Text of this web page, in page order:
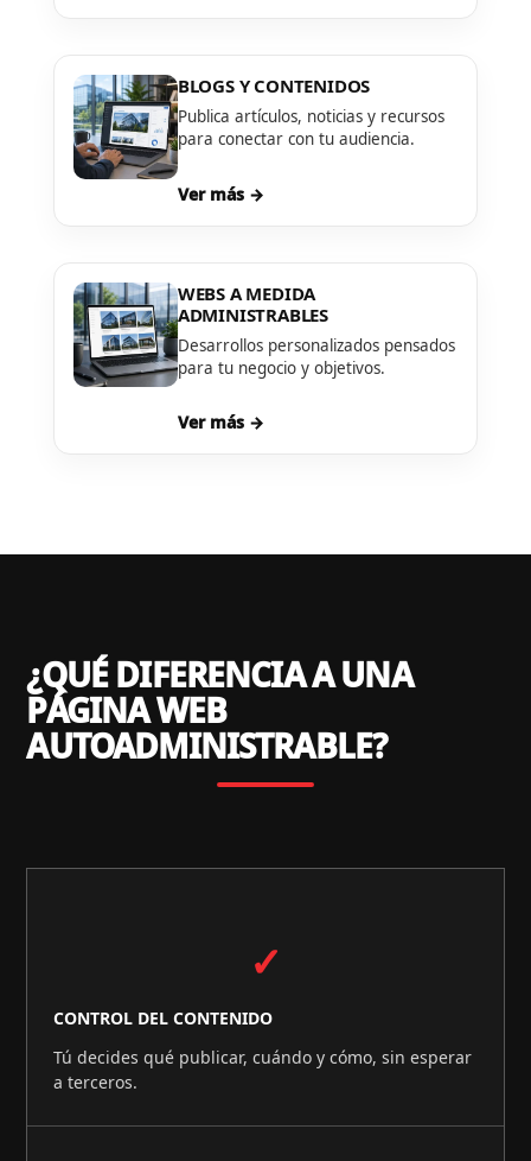
BLOGS Y CONTENIDOS
Publica artículos, noticias y recursos
para conectar con tu audiencia.
Ver más →
WEBS A MEDIDA
ADMINISTRABLES
Desarrollos personalizados pensados
para tu negocio y objetivos.
Ver más →
¿QUÉ DIFERENCIA A UNA
PÁGINA WEB
AUTOADMINISTRABLE?
✓
CONTROL DEL CONTENIDO
Tú decides qué publicar, cuándo y cómo, sin esperar
a terceros.